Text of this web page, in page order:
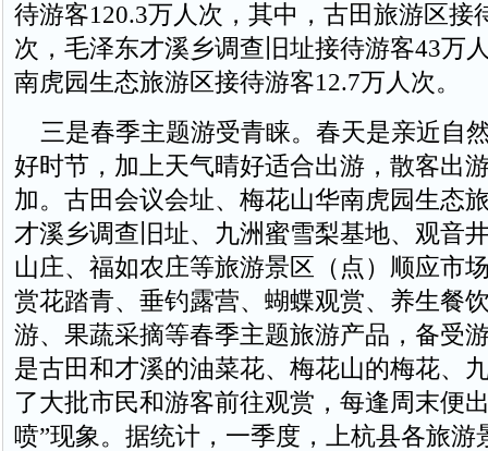
待游客120.3万人次，其中，古田旅游区接
次，毛泽东才溪乡调查旧址接待游客43万
南虎园生态旅游区接待游客12.7万人次。
三是春季主题游受青睐。春天是亲近自
好时节，加上天气晴好适合出游，散客出
加。古田会议会址、梅花山华南虎园生态
才溪乡调查旧址、九洲蜜雪梨基地、观音
山庄、福如农庄等旅游景区（点）顺应市
赏花踏青、垂钓露营、蝴蝶观赏、养生餐
游、果蔬采摘等春季主题旅游产品，备受
是古田和才溪的油菜花、梅花山的梅花、
了大批市民和游客前往观赏，每逢周末便
喷”现象。据统计，一季度，上杭县各旅游